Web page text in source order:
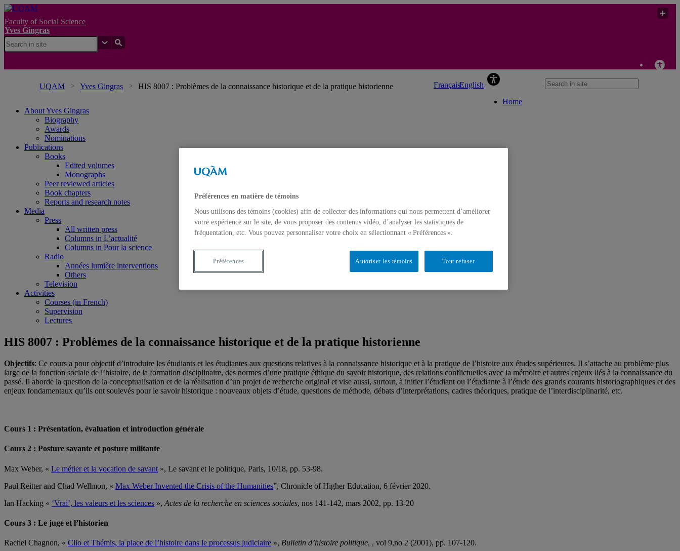
Faculty of Social Science
Yves Gingras
UQAM Yves Gingras HIS 8007 : Problèmes de la connaissance historique et de la pratique historienne
FrançaisEnglish
Home
About Yves Gingras
Biography
Awards
Nominations
Publications
Books
Edited volumes
Monographs
Peer reviewed articles
Book chapters
Reports and research notes
Media
Press
All written press
Columns in L’actualité
Columns in Pour la science
Radio
Années lumière interventions
Others
Television
Activities
Courses (in French)
Supervision
Lectures
HIS 8007 : Problèmes de la connaissance historique et de la pratique historienne
Objectifs: Ce cours a pour objectif d’introduire les étudiants et les étudiantes aux questions relatives à la connaissance historique et à la pratique de l’histoire aux études supérieures. Il s’attache au problème plus
large de la fonction sociale de l’histoire, de la formation disciplinaire, des normes d’une pratique éthique du savoir historique, des relations conflictuelles avec la mémoire et autres enjeux liés à la connaissance du
passé. Il aborde la question de la conceptualisation et de la réalisation d’un projet de recherche original et vise aussi, surtout, à initier l’étudiant ou l’étudiante à l’étude des grands courants historiographiques et des
enjeux fondamentaux qu’ils ont soulevés pour le savoir historique : nouveaux objets d’étude, questions de méthode, débats d’interprétations, cadres théoriques, pratique de l’interdisciplinarité, etc.
Cours 1 : Présentation, évaluation et introduction générale
Cours 2 : Posture savante et posture militante
Max Weber, « Le métier et la vocation de savant », Le savant et le politique, Paris, 10/18, pp. 53-98.
Paul Reitter and Chad Wellmon, « Max Weber Invented the Crisis of the Humanities”, Chronicle of Higher Education, 6 février 2020.
Ian Hacking « ‘Vrai’, les valeurs et les sciences », Actes de la recherche en sciences sociales, nos 141-142, mars 2002, pp. 13-20
Cours 3 : Le juge et l’historien
Rachel Chagnon, « Clio et Thémis, la place de l’histoire dans le processus judiciaire », Bulletin d’histoire politique, , vol 9,no 2 (2001), pp. 107-120.
Préférences en matière de témoins
Nous utilisons des témoins (cookies) afin de collecter des informations qui nous permettent d’améliorer
votre expérience sur le site, de vous proposer des contenus vidéo, d’analyser les statistiques de
fréquentation, etc. Vous pouvez personnaliser votre choix en sélectionnant « Préférences ».
Tout refuser
Autoriser les témoins
Préférences